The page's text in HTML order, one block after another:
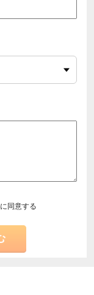
に同意する